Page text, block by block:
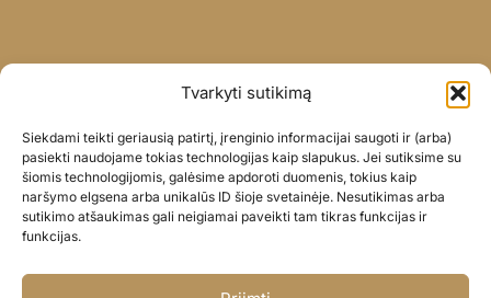
Tvarkyti sutikimą
Siekdami teikti geriausią patirtį, įrenginio informacijai saugoti ir (arba)
pasiekti naudojame tokias technologijas kaip slapukus. Jei sutiksime su
šiomis technologijomis, galėsime apdoroti duomenis, tokius kaip
naršymo elgsena arba unikalūs ID šioje svetainėje. Nesutikimas arba
sutikimo atšaukimas gali neigiamai paveikti tam tikras funkcijas ir
funkcijas.
Didmena
Darbų portfolio
Privatumo politika
Parduotuvės politika